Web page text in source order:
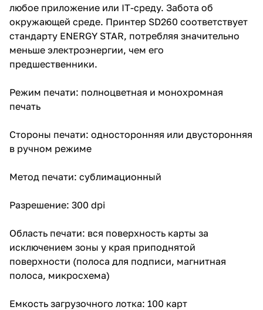
любое приложение или IT-среду. Забота об
окружающей среде. Принтер SD260 соответствует
стандарту ENERGY STAR, потребляя значительно
меньше электроэнергии, чем его
предшественники.
Режим печати: полноцветная и монохромная
печать
Стороны печати: односторонняя или двусторонняя
в ручном режиме
Метод печати: сублимационный
Разрешение: 300 dpi
Область печати: вся поверхность карты за
исключением зоны у края приподнятой
поверхности (полоса для подписи, магнитная
полоса, микросхема)
Емкость загрузочного лотка: 100 карт